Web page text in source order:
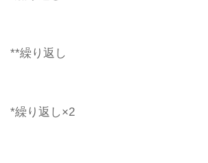
**繰り返し
*繰り返し×2